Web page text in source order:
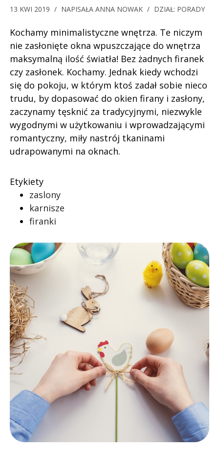
13 KWI 2019 / NAPISAŁA ANNA NOWAK / DZIAŁ: PORADY
Kochamy minimalistyczne wnętrza. Te niczym
nie zasłonięte okna wpuszczające do wnętrza
maksymalną ilość światła! Bez żadnych firanek
czy zasłonek. Kochamy. Jednak kiedy wchodzi
się do pokoju, w którym ktoś zadał sobie nieco
trudu, by dopasować do okien firany i zasłony,
zaczynamy tęsknić za tradycyjnymi, niezwykle
wygodnymi w użytkowaniu i wprowadzającymi
romantyczny, miły nastrój tkaninami
udrapowanymi na oknach.
Etykiety
zaslony
karnisze
firanki